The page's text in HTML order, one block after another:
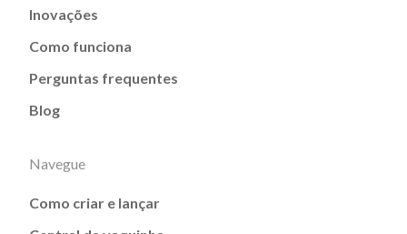
Inovações
Como funciona
Perguntas frequentes
Blog
Navegue
Como criar e lançar